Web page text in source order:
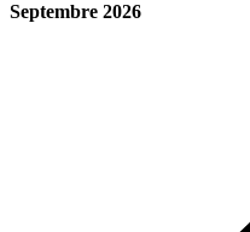
Septembre 2026